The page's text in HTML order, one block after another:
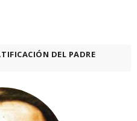
DEL PADRE